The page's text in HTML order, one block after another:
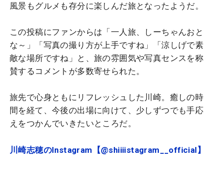
風景もグルメも存分に楽しんだ旅となったようだ。
この投稿にファンからは「一人旅、しーちゃんおと
な～」「写真の撮り方が上手ですね」「涼しげで素
敵な場所ですね」と、旅の雰囲気や写真センスを称
賛するコメントが多数寄せられた。
旅先で心身ともにリフレッシュした川崎。癒しの時
間を経て、今後の出場に向けて、少しずつでも手応
えをつかんでいきたいところだ。
川崎志穂のInstagram【@shiiiistagram__official】